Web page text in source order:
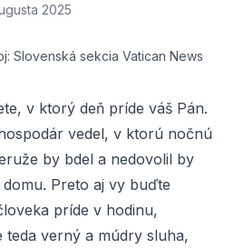
2025
Slovenská sekcia Vatican News
v ktorý deň príde váš Pán.
vedel, v ktorú nočnú
by bdel a nedovolil by
Preto aj vy buďte
príde v hodinu,
teda verný a múdry sluha,